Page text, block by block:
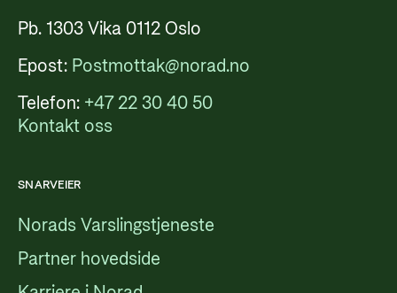
Pb. 1303 Vika 0112 Oslo
Epost: Postmottak@norad.no
Telefon: +47 22 30 40 50
Kontakt oss
SNARVEIER
Norads Varslingstjeneste
Partner hovedside